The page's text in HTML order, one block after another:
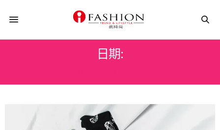
日期: